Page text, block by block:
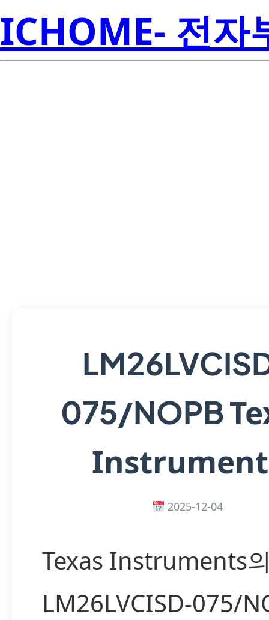
ICHOME- 전자
075/NOPB
2025-12-04
Texas Instruments
LM26LVCISD-075/